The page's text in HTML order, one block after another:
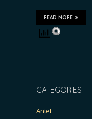
READ MORE
CATEGORIES
Antet